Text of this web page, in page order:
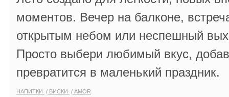
моментов. Вечер на балконе,
открытым небом или неспешный
Просто выбери любимый вкус,
превратится в маленький праздник.
НАПИТКИ ВИСКИ AMOR